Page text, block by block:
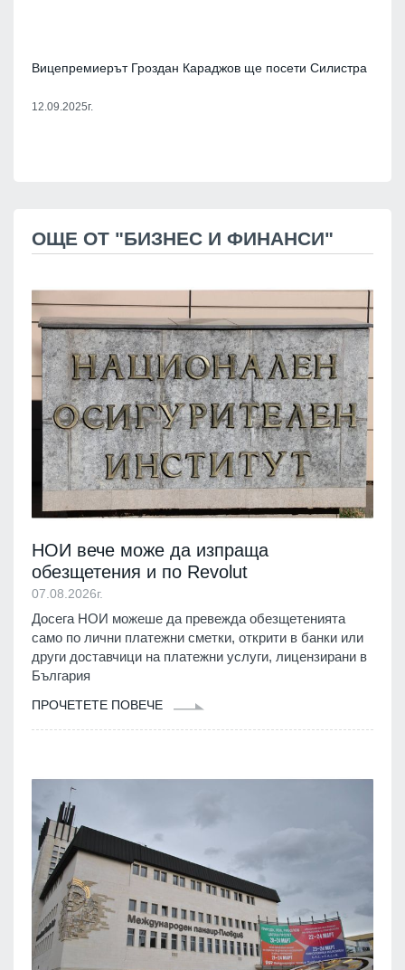
Вицепремиерът Гроздан Караджов ще посети Силистра
12.09.2025г.
ОЩЕ ОТ "БИЗНЕС И ФИНАНСИ"
НОИ вече може да изпраща
обезщетения и по Revolut
07.08.2026г.
Досега НОИ можеше да превежда обезщетенията
само по лични платежни сметки, открити в банки или
други доставчици на платежни услуги, лицензирани в
България
ПРОЧЕТЕТЕ ПОВЕЧЕ